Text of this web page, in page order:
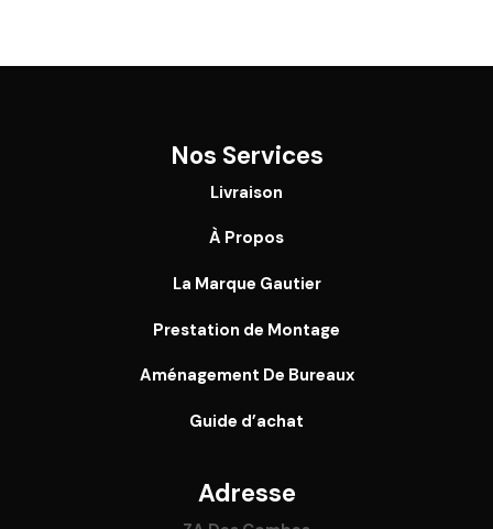
Nos Services
Livraison
À Propos
La Marque Gautier
Prestation de Montage
Aménagement De Bureaux
Guide d’achat
Adresse